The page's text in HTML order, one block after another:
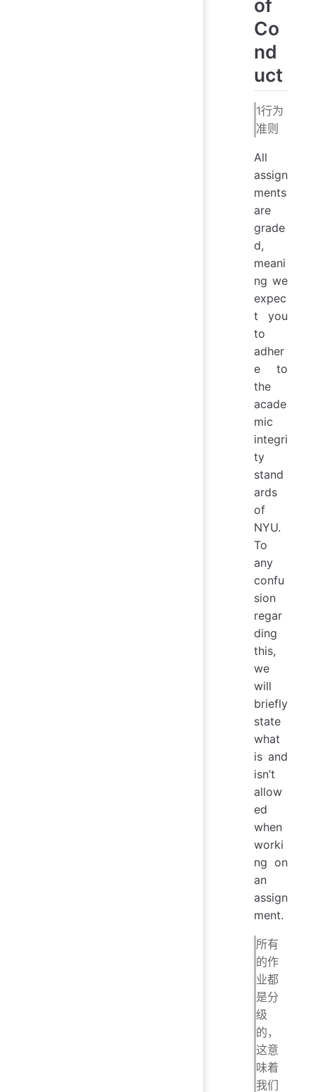
of
Co
nd
uct
1行为
准则
All
assign
ments
are
grade
d,
meani
ng we
expec
t you
to
adher
e to
the
acade
mic
integri
ty
stand
ards
of
NYU.
To
any
confu
sion
regar
ding
this,
we
will
briefly
state
what
is and
isn’t
allow
ed
when
worki
ng on
an
assign
ment.
所有
的作
业都
是分
级
的，
这意
味着
我们